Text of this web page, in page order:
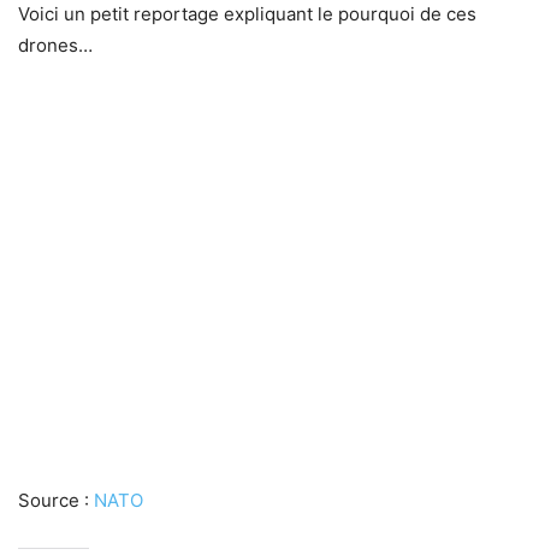
Voici un petit reportage expliquant le pourquoi de ces
drones…
Source : NATO